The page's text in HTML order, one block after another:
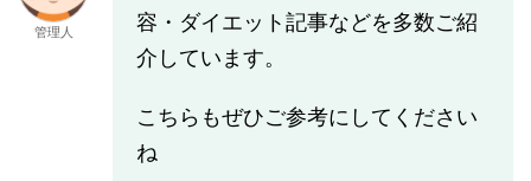
管理人
容・ダイエット記事などを多数ご紹
介しています。
こちらもぜひご参考にしてください
ね